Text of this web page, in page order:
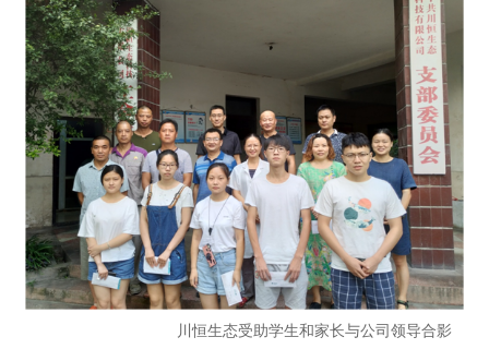
川恒生态受助学生和家长与公司领导合影